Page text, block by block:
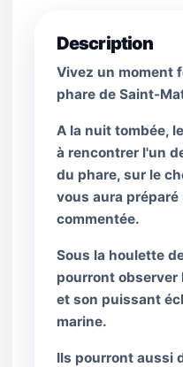
Description
Vivez un moment
phare de Saint-
A la nuit tombée,
à rencontrer l'un
du phare, sur le
vous aura
commentée.
Sous la houlette
pourront observer
et son puissant
marine.
Ils pourront aussi